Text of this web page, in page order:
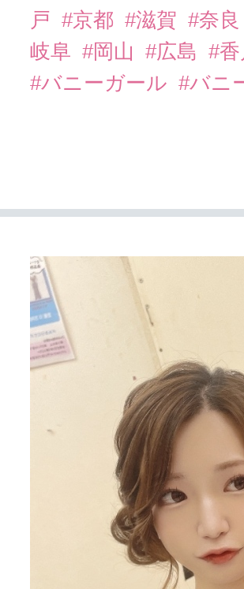
戸 #京都 #滋賀 #奈良
岐阜 #岡山 #広島 #香
#バニーガール #バニ